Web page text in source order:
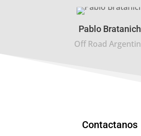
Pablo Bratanich
Off Road
Contactanos